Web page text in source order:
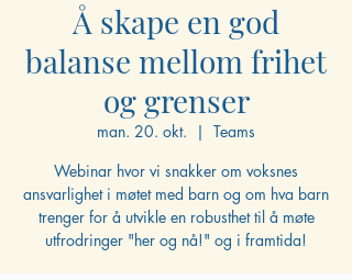
Å skape en god
balanse mellom frihet
og grenser
man. 20. okt.
  |
Teams
Webinar hvor vi snakker om voksnes
ansvarlighet i møtet med barn og om hva barn
trenger for å utvikle en robusthet til å møte
utfrodringer "her og nå!" og i framtida!